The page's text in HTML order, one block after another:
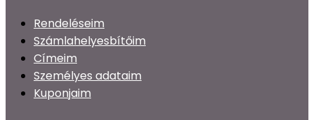
Rendeléseim
Számlahelyesbítőim
Címeim
Személyes adataim
Kuponjaim